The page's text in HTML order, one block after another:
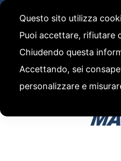
Questo sito utilizza
Puoi accettare, rifiutare
Chiudendo questa
Accettando, sei
personalizzare e